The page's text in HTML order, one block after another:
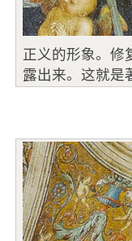
正义的形象。修
露出来。这就是